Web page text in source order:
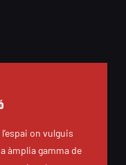
on vulguis
àmplia gamma de